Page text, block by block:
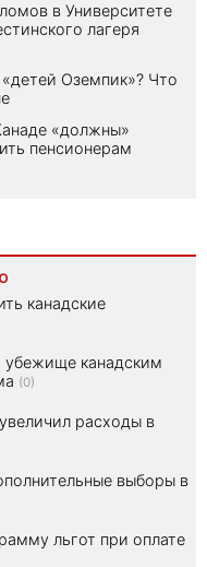
в Университете
лагеря
Оземпик»? Что
«должны»
пенсионерам
канадские
канадским
(0)
расходы в
выборы в
льгот при оплате